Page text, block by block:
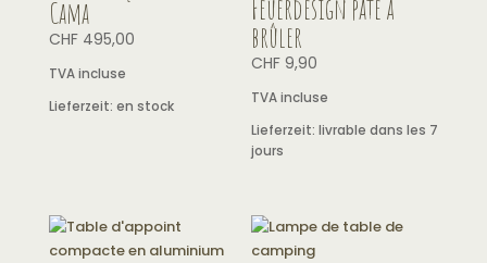
Cama
CHF495,00
TVA incluse
Lieferzeit: en stock
Feuerdesign pâte à
brûler
CHF 9,90
TVA incluse
Lieferzeit:livrable dans les 7
jours